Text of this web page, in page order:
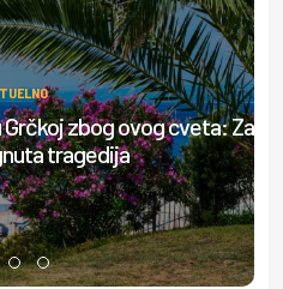
zbog ovog cveta: Za
tragedija